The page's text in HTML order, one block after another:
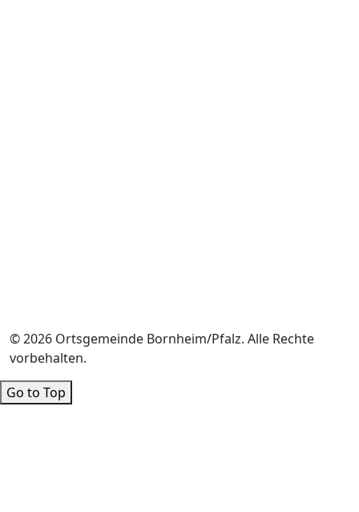
© 2026 Ortsgemeinde Bornheim/Pfalz. Alle Rechte
vorbehalten.
Go to Top